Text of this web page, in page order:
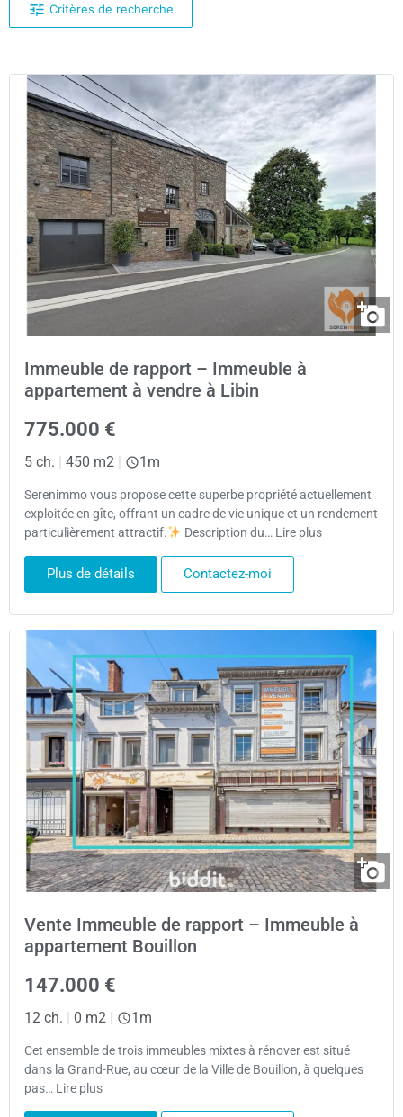
Critères de recherche
Immeuble de rapport – Immeuble à
appartement à vendre à Libin
775.000 €
5 ch. | 450 m2 | 1m
Serenimmo vous propose cette superbe propriété actuellement
exploitée en gîte, offrant un cadre de vie unique et un rendement
particulièrement attractif.
Description du… Lire plus
Plus de détails Contactez-moi
Vente Immeuble de rapport – Immeuble à
appartement Bouillon
147.000 €
12 ch. | 0 m2 | 1m
Cet ensemble de trois immeubles mixtes à rénover est situé
dans la Grand-Rue, au cœur de la Ville de Bouillon, à quelques
pas… Lire plus